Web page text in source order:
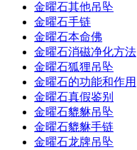
金曜石其他吊坠
金曜石手链
金曜石本命佛
金曜石消磁净化方法
金曜石狐狸吊坠
金曜石的功能和作用
金曜石真假鉴别
金曜石貔貅吊坠
金曜石貔貅手链
金曜石龙牌吊坠